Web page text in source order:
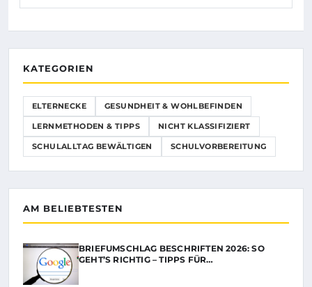
KATEGORIEN
ELTERNECKE GESUNDHEIT & WOHLBEFINDEN
LERNMETHODEN & TIPPS NICHT KLASSIFIZIERT
SCHULALLTAG BEWÄLTIGEN SCHULVORBEREITUNG
AM BELIEBTESTEN
BRIEFUMSCHLAG BESCHRIFTEN 2026: SO
GEHT’S RICHTIG – TIPPS FÜR…